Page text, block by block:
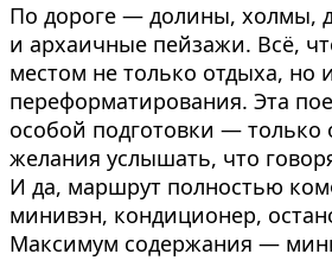
По дороге — долины, холмы,
и архаичные пейзажи. Всё,
местом не только отдыха, но
переформатирования. Эта
особой подготовки — только
желания услышать, что
И да, маршрут полностью
минивэн, кондиционер,
Максимум содержания —